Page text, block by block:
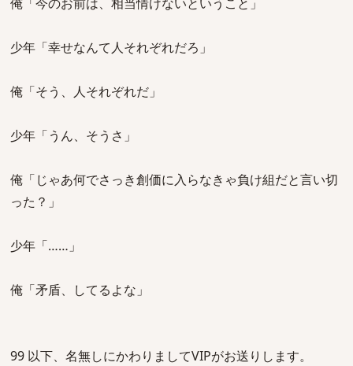
少年「幸せなんて人それぞれだろ」
俺「そう、人それぞれだ」
少年「うん、そうさ」
俺「じゃあ何でさっき創価に入らなきゃ負け組だと言い切
った？」
少年「……」
俺「矛盾、してるよな」
99 以下、名無しにかわりましてVIPがお送りします。